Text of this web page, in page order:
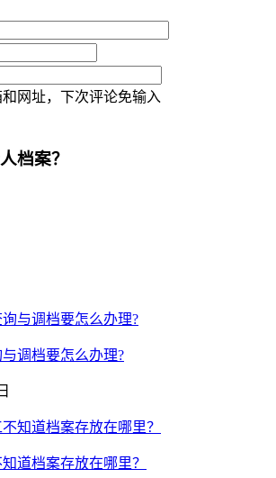
网址，下次评论免输入
档案？
调档要怎么办理?
道档案存放在哪里？